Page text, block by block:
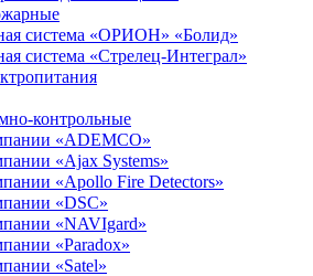
система «ОРИОН» «Болид»
система «Стрелец-Интеграл»
контрольные
«ADEMCO»
«Ajax Systems»
«Apollo Fire Detectors»
«DSC»
«NAVIgard»
«Paradox»
«Satel»